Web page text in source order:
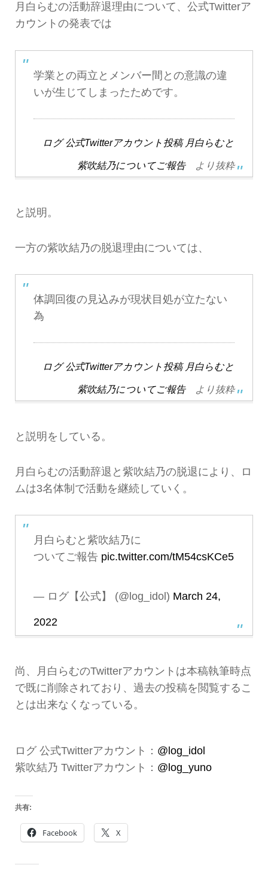
月白らむの活動辞退理由について、公式Twitterア
カウントの発表では
学業との両立とメンバー間との意識の違
いが生じてしまったためです。
ログ 公式Twitterアカウント投稿 月白らむと
紫吹結乃についてご報告より抜粋
と説明。
一方の紫吹結乃の脱退理由については、
体調回復の見込みが現状目処が立たない
為
ログ 公式Twitterアカウント投稿 月白らむと
紫吹結乃についてご報告より抜粋
と説明をしている。
月白らむの活動辞退と紫吹結乃の脱退により、ロ
ムは3名体制で活動を継続していく。
月白らむと紫吹結乃に
ついてご報告 pic.twitter.com/tM54csKCe5
— ログ【公式】 (@log_idol) March 24,
2022
尚、月白らむのTwitterアカウントは本稿執筆時点
で既に削除されており、過去の投稿を閲覧するこ
とは出来なくなっている。
ログ 公式Twitterアカウント： @log_idol
紫吹結乃 Twitterアカウント： @log_yuno
共有:
Facebook X